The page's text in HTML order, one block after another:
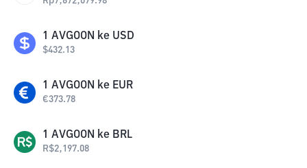
1 AVGOON ke USD
$432.13
1 AVGOON ke EUR
€373.78
1 AVGOON ke BRL
R$2,197.08